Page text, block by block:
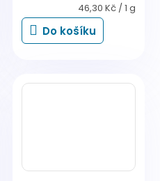
Měrná
cena:
46,30 Kč / 1 g
Do košíku